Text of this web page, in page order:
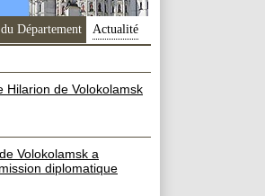
Département Actualité
Hilarion de Volokolamsk
Volokolamsk a
diplomatique